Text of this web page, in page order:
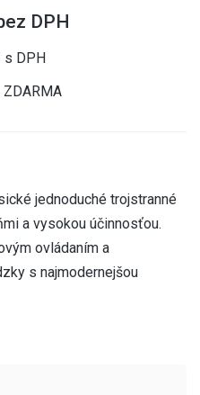
DPH
s DPH
ZDARMA
jednoduché trojstranné
a vysokou účinnosťou.
ovládaním a
s najmodernejšou